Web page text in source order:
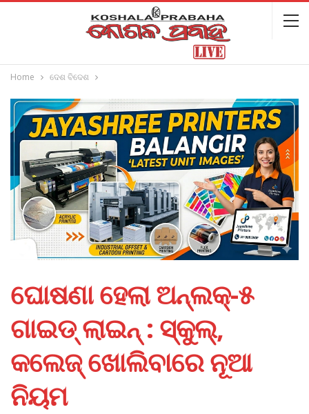
Home ଦେଶ ବିଦେଶ
ଘୋଷଣା ହେଲା ଅନ୍‌ଲକ୍‌-୫
ଗାଇଡ୍‌ ଲାଇନ୍‌ : ସ୍କୁଲ୍‌,
କଲେଜ୍‌ ଖୋଲିବାରେ ନୂଆ
ନିୟମ